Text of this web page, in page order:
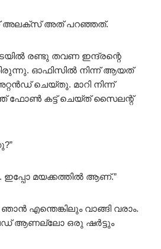
അലക്സ് അത് പറഞ്ഞത്.
രണ്ടു തവണ ഇന്ദ്രന്റെ
ഓഫിസിൽ നിന്ന് ആയത്
ചെയ്തു. മാറി നിന്ന്
ഫോൺ കട്ട്‌ ചെയ്ത് സൈലന്റ്
ഇപ്പോ മയക്കത്തിൽ ആണ്.”
എന്തെങ്കിലും വാങ്ങി വരാം.
ആണല്ലോ ഒരു ഷർട്ടും